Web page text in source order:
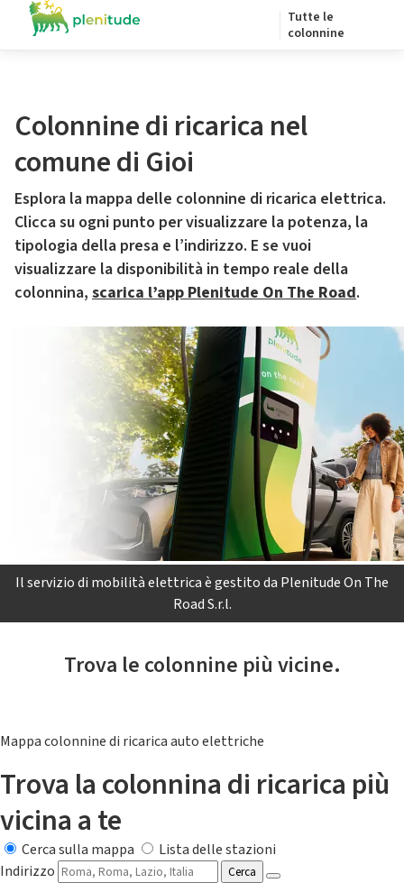
Tutte le
colonnine
Colonnine di ricarica nel
comune di Gioi
Esplora la mappa delle colonnine di ricarica elettrica.
Clicca su ogni punto per visualizzare la potenza, la
tipologia della presa e l’indirizzo. E se vuoi
visualizzare la disponibilità in tempo reale della
colonnina, scarica l’app Plenitude On The Road.
Il servizio di mobilità elettrica è gestito da Plenitude On The
Road S.r.l.
Trova le colonnine più vicine.
Mappa colonnine di ricarica auto elettriche
Trova la colonnina di ricarica più
vicina a te
Cerca sulla mappa
Lista delle stazioni
Indirizzo
Cerca